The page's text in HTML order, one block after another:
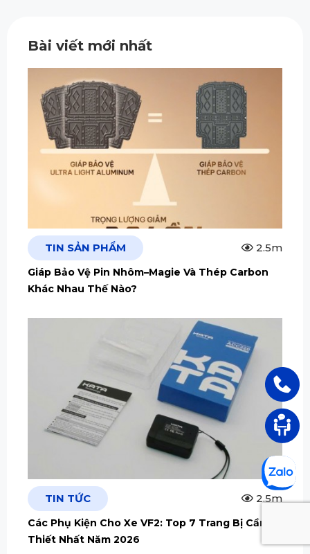
Bài viết mới nhất
TIN SẢN PHẨM 2.5m
Giáp Bảo Vệ Pin Nhôm–Magie Và Thép Carbon
Khác Nhau Thế Nào?
TIN TỨC 2.5m
Các Phụ Kiện Cho Xe VF2: Top 7 Trang Bị Cần
Thiết Nhất Năm 2026